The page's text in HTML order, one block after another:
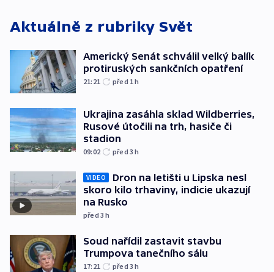
Aktuálně z rubriky Svět
Americký Senát schválil velký balík
protiruských sankčních opatření
21:21 před 1h
Ukrajina zasáhla sklad Wildberries,
Rusové útočili na trh, hasiče či
stadion
09:02 před 3h
VIDEO
Dron na letišti u Lipska nesl
skoro kilo trhaviny, indicie ukazují
na Rusko
před 3h
Soud nařídil zastavit stavbu
Trumpova tanečního sálu
17:21 před 3h